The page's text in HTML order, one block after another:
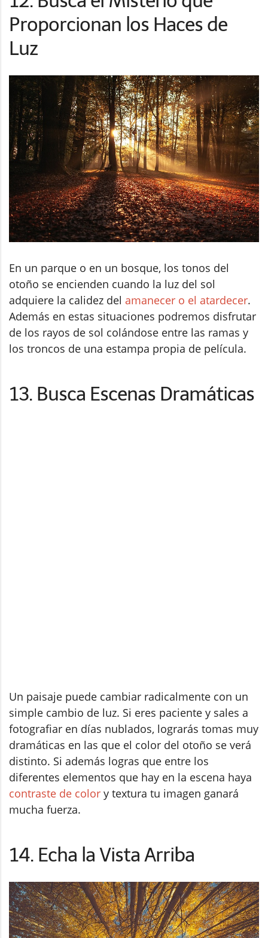
Proporcionan los Haces de
Luz
En un parque o en un bosque, los tonos del
otoño se encienden cuando la luz del sol
adquiere la calidez del amanecer o el atardecer.
Además en estas situaciones podremos disfrutar
de los rayos de sol colándose entre las ramas y
los troncos de una estampa propia de película.
13. Busca Escenas Dramáticas
diferentes elementos que hay en la escena haya
contraste de color y textura tu imagen ganará
mucha fuerza.
14. Echa la Vista Arriba